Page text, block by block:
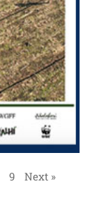
9 Next »